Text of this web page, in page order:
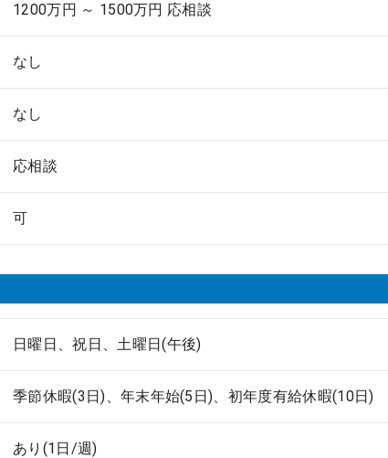
1200万円 ～ 1500万円 応相談
なし
なし
応相談
可
日曜日、祝日、土曜日(午後)
季節休暇(3日)、年末年始(5日)、初年度有給休暇(10日)
あり(1日/週)